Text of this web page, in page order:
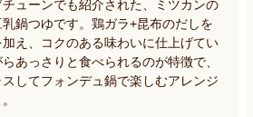
ューンでも紹介された、ミツカンの
鍋つゆです。鶏ガラ+昆布のだしを
え、コクのある味わいに仕上げてい
あっさりと食べられるのが特徴で、
してフォンデュ鍋で楽しむアレンジ